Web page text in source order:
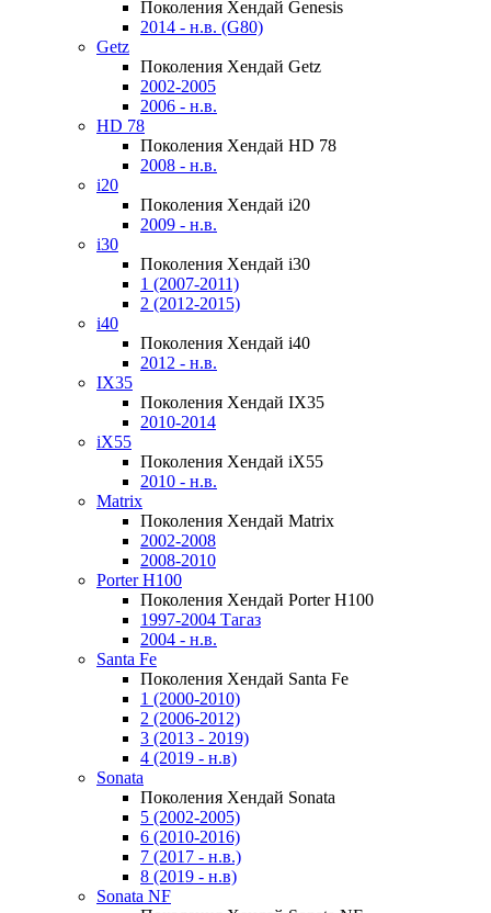
Поколения Хендай Genesis
2014 - н.в. (G80)
Getz
Поколения Хендай Getz
2002-2005
2006 - н.в.
HD 78
Поколения Хендай HD 78
2008 - н.в.
i20
Поколения Хендай i20
2009 - н.в.
i30
Поколения Хендай i30
1 (2007-2011)
2 (2012-2015)
i40
Поколения Хендай i40
2012 - н.в.
IX35
Поколения Хендай IX35
2010-2014
iX55
Поколения Хендай iX55
2010 - н.в.
Matrix
Поколения Хендай Matrix
2002-2008
2008-2010
Porter H100
Поколения Хендай Porter H100
1997-2004 Тагаз
2004 - н.в.
Santa Fe
Поколения Хендай Santa Fe
1 (2000-2010)
2 (2006-2012)
3 (2013 - 2019)
4 (2019 - н.в)
Sonata
Поколения Хендай Sonata
5 (2002-2005)
6 (2010-2016)
7 (2017 - н.в.)
8 (2019 - н.в)
Sonata NF